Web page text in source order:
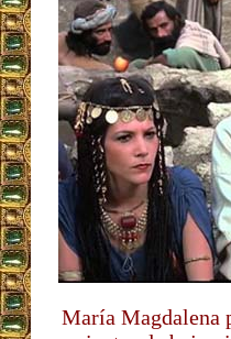
María Magdalena